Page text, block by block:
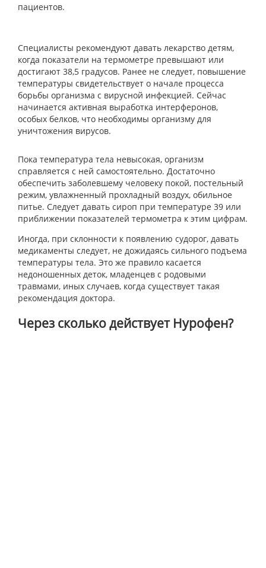
пациентов.
Специалисты рекомендуют давать лекарство детям,
когда показатели на термометре превышают или
достигают 38,5 градусов. Ранее не следует, повышение
температуры свидетельствует о начале процесса
борьбы организма с вирусной инфекцией. Сейчас
начинается активная выработка интерферонов,
особых белков, что необходимы организму для
уничтожения вирусов.
Пока температура тела невысокая, организм
справляется с ней самостоятельно. Достаточно
обеспечить заболевшему человеку покой, постельный
режим, увлажненный прохладный воздух, обильное
питье. Следует давать сироп при температуре 39 или
приближении показателей термометра к этим цифрам.
Иногда, при склонности к появлению судорог, давать
медикаменты следует, не дожидаясь сильного подъема
температуры тела. Это же правило касается
недоношенных деток, младенцев с родовыми
травмами, иных случаев, когда существует такая
рекомендация доктора.
Через сколько действует Нурофен?